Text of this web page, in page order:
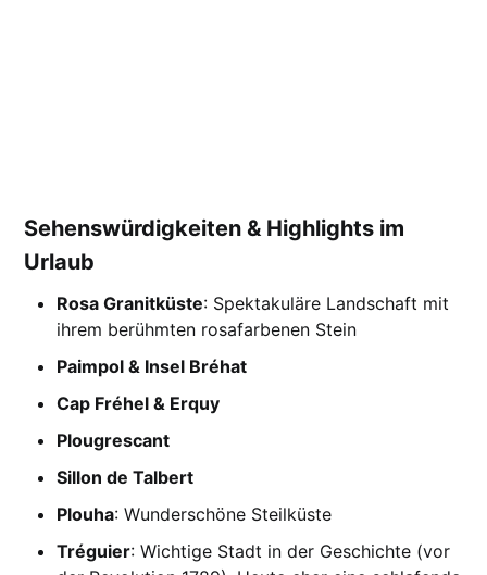
Sehenswürdigkeiten & Highlights im
Urlaub
Rosa Granitküste: Spektakuläre Landschaft mit
ihrem berühmten rosafarbenen Stein
Paimpol & Insel Bréhat
Cap Fréhel & Erquy
Plougrescant
Sillon de Talbert
Plouha: Wunderschöne Steilküste
Tréguier: Wichtige Stadt in der Geschichte (vor